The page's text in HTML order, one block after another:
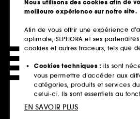
Ajouter au panier
Nous utilisons des cookies afin de
meilleure expérience sur notre site.
Afin de vous offrir une expérience
optimale, SEPHORA et ses
cookies et autres traceurs, tels que
Cookies techniques : ils sont
vous permettre d’accéder aux
catégories, produits et services
celui-ci. Ils sont essentiels au
technique du site et ne peuvent
EN SAVOIR PLUS